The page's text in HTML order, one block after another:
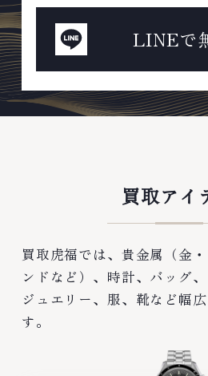
LINEで
買取アイ
買取虎福では、貴金属（金
ンドなど）、時計、バッグ、
ジュエリー、服、靴など幅
す。